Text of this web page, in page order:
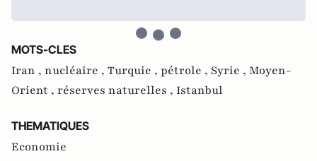
MOTS-CLES
Iran , nucléaire , Turquie , pétrole , Syrie , Moyen-
Orient , réserves naturelles , Istanbul
THEMATIQUES
Economie